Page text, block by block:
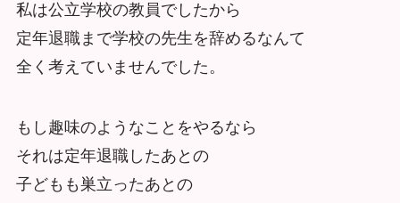
私は公立学校の教員でしたから
定年退職まで学校の先生を辞めるなんて
全く考えていませんでした。
もし趣味のようなことをやるなら
それは定年退職したあとの
子どもも巣立ったあとの